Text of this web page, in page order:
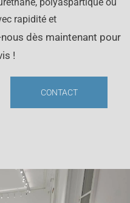
rapidité et
dès maintenant pour
!
CONTACT